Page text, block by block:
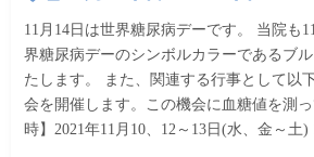
11月14日は世界糖尿病デーです。 当院も
界糖尿病デーのシンボルカラーであるブ
たします。 また、関連する行事として以
会を開催します。この機会に血糖値を測
時】2021年11月10、12～13日(水、金～土